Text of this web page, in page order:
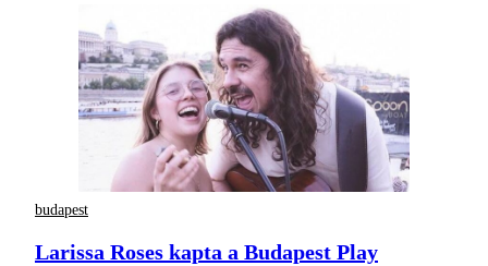
budapest
Larissa Roses kapta a Budapest Play